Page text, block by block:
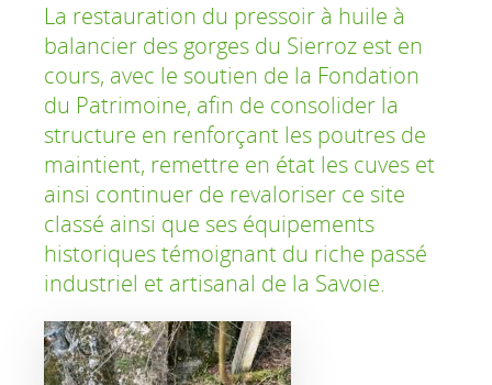
La restauration du pressoir à huile à
balancier des gorges du Sierroz est en
cours, avec le soutien de la Fondation
du Patrimoine, afin de consolider la
structure en renforçant les poutres de
maintient, remettre en état les cuves et
ainsi continuer de revaloriser ce site
classé ainsi que ses équipements
historiques témoignant du riche passé
industriel et artisanal de la Savoie.